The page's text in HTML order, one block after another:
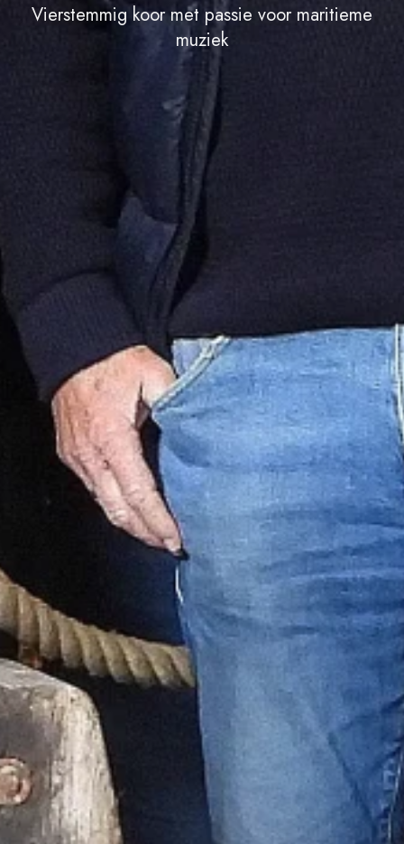
Vierstemmig koor met passie voor maritieme
muziek